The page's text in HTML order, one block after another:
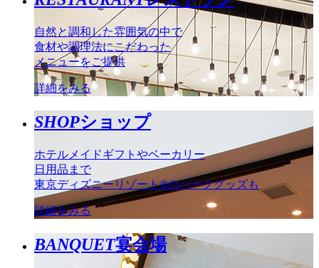
自然と調和した雰囲気の中で
食材や調理法にこだわった
メニューをご提供
詳細をみる
SHOPショップ
ホテルメイドギフトやベーカリー
日用品まで
東京ディズニーリゾート®のパークグッズも
詳細をみる
BANQUET宴会場